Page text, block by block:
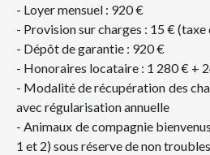
- Loyer mensuel : 920 €
- Provision sur charges : 15 € (taxe
- Dépôt de garantie : 920 €
- Honoraires locataire : 1 280 € +
- Modalité de récupération des
avec régularisation annuelle
- Animaux de compagnie
1 et 2) sous réserve de non